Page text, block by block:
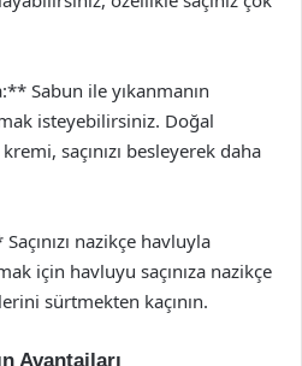
Sabun ile yıkanmanın
isteyebilirsiniz. Doğal
saçınızı besleyerek daha
nazikçe havluyla
için havluyu saçınıza nazikçe
sürtmekten kaçının.
Avantajları